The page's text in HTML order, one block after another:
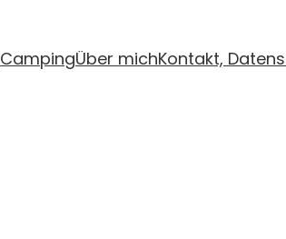
CampingÜber michKontakt,